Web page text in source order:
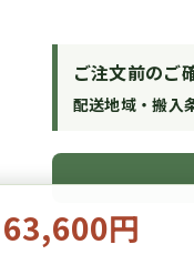
63,600円
ご注文前のご
配送地域・搬入